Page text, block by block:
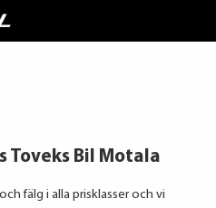
Toveks Bil Motala
fälg i alla prisklasser och vi